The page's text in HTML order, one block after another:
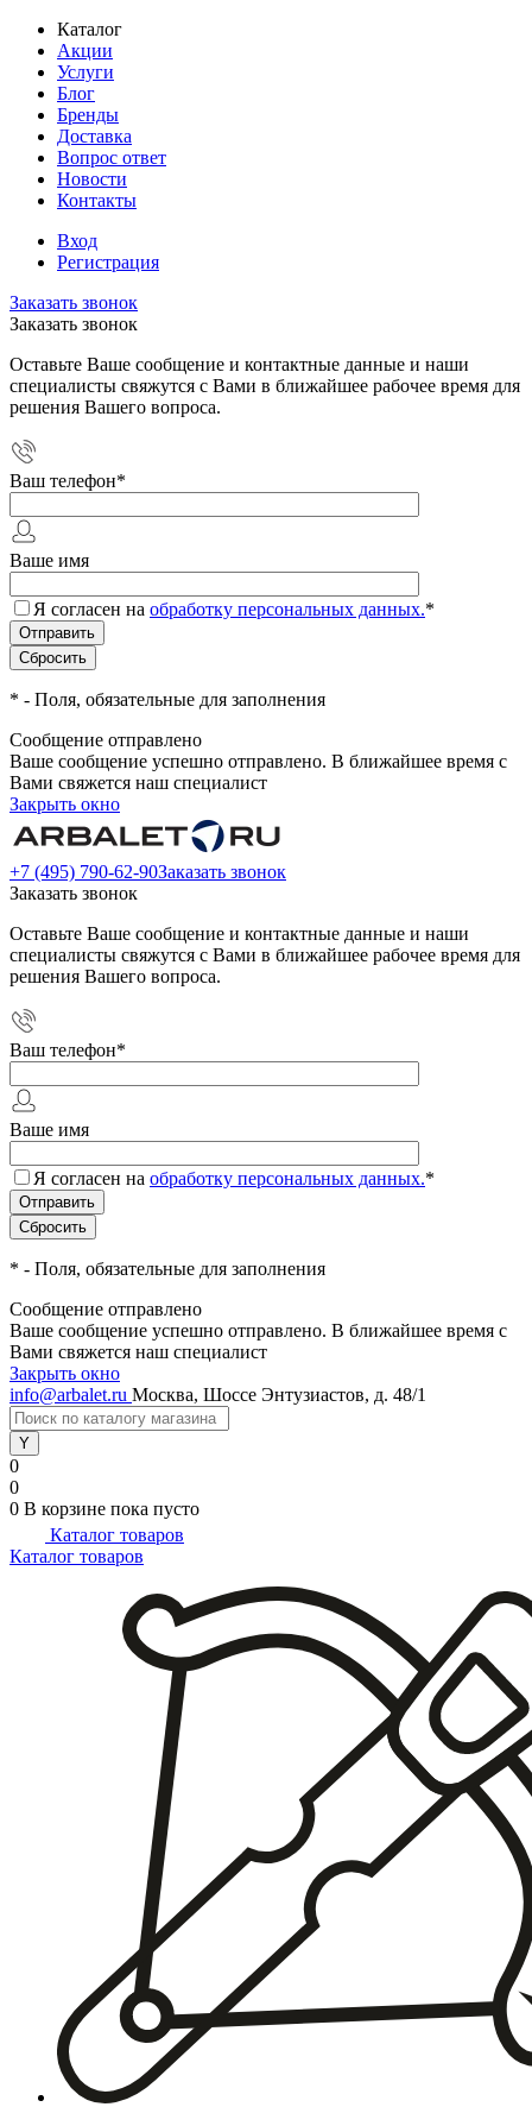
Каталог
Акции
Услуги
Блог
Бренды
Доставка
Вопрос ответ
Новости
Контакты
Вход
Регистрация
Заказать звонок
Заказать звонок
Оставьте Ваше сообщение и контактные данные и наши
специалисты свяжутся с Вами в ближайшее рабочее время для
решения Вашего вопроса.
Ваш телефон*
Ваше имя
Я согласен на обработку персональных данных.*
* - Поля, обязательные для заполнения
Сообщение отправлено
Ваше сообщение успешно отправлено. В ближайшее время с
Вами свяжется наш специалист
Закрыть окно
+7 (495) 790-62-90Заказать звонок
Заказать звонок
Оставьте Ваше сообщение и контактные данные и наши
специалисты свяжутся с Вами в ближайшее рабочее время для
решения Вашего вопроса.
Ваш телефон*
Ваше имя
Я согласен на обработку персональных данных.*
* - Поля, обязательные для заполнения
Сообщение отправлено
Ваше сообщение успешно отправлено. В ближайшее время с
Вами свяжется наш специалист
Закрыть окно
info@arbalet.ru Москва, Шоссе Энтузиастов, д. 48/1
0
0
0 В корзине пока пусто
Каталог товаров
Каталог товаров